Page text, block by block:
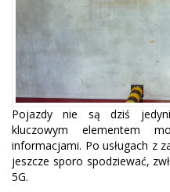
Pojazdy nie są dziś
kluczowym elementem
informacjami. Po usługach z
jeszcze sporo spodziewać,
5G.